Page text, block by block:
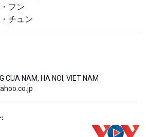
フン
チュン
CUA NAM, HA NOI, VIET NAM